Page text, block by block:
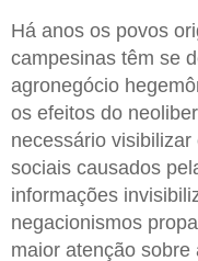
Há anos os povos
campesinas têm se
agronegócio
os efeitos do
necessário
sociais causados
informações
negacionismos
maior atenção